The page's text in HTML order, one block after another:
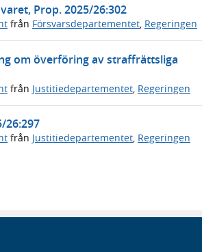
Prop. 2025/26:302
från Försvarsdepartementet, Regeringen
om överföring av straffrättsliga
från Justitiedepartementet Regeringen
26:297
från Justitiedepartementet, Regeringen